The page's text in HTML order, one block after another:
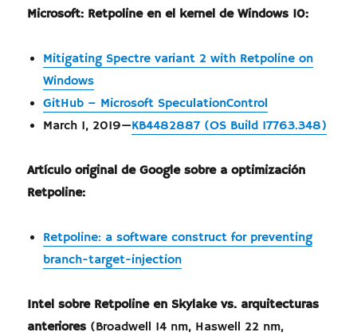
Microsoft: Retpoline en el kernel de Windows 10:
Mitigating Spectre variant 2 with Retpoline on
Windows
GitHub – Microsoft SpeculationControl
March 1, 2019—KB4482887 (OS Build 17763.348)
Artículo original de Google sobre a optimización
Retpoline:
Retpoline: a software construct for preventing
branch-target-injection
Intel sobre Retpoline en Skylake vs. arquitecturas
anteriores (Broadwell 14 nm, Haswell 22 nm,